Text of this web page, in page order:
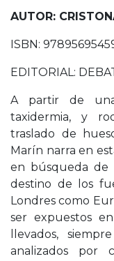
AUTOR:
ISBN:
EDITORIAL:
A partir de
taxidermia, y
traslado de
Marín narra en
en búsqueda de
destino de los
Londres como
ser expuestos
llevados,
analizados por